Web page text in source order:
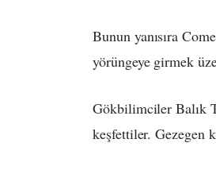
Bunun yanısıra
yörüngeye girmek
Gökbilimciler Balık
keşfettiler. Gezegen